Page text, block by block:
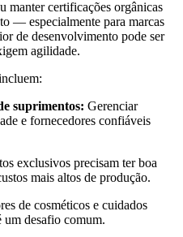
manter certificações orgânicas
— especialmente para marcas
de desenvolvimento pode ser
agilidade.
suprimentos: Gerenciar
e fornecedores confiáveis
exclusivos precisam ter boa
mais altos de produção.
de cosméticos e cuidados
um desafio comum.